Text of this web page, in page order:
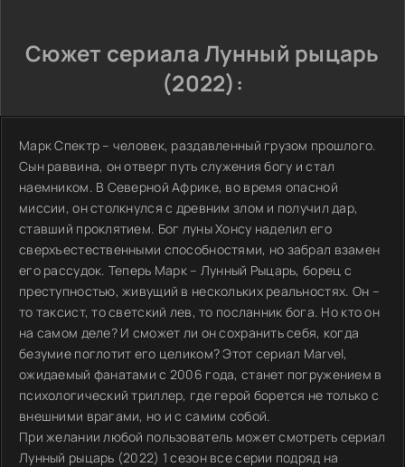
Сюжет сериала Лунный рыцарь
(2022):
Марк Спектр – человек, раздавленный грузом прошлого.
Сын раввина, он отверг путь служения богу и стал
наемником. В Северной Африке, во время опасной
миссии, он столкнулся с древним злом и получил дар,
ставший проклятием. Бог луны Хонсу наделил его
сверхъестественными способностями, но забрал взамен
его рассудок. Теперь Марк – Лунный Рыцарь, борец с
преступностью, живущий в нескольких реальностях. Он –
то таксист, то светский лев, то посланник бога. Но кто он
на самом деле? И сможет ли он сохранить себя, когда
безумие поглотит его целиком? Этот сериал Marvel,
ожидаемый фанатами с 2006 года, станет погружением в
психологический триллер, где герой борется не только с
внешними врагами, но и с самим собой.
При желании любой пользователь может смотреть сериал
Лунный рыцарь (2022) 1 сезон все серии подряд на